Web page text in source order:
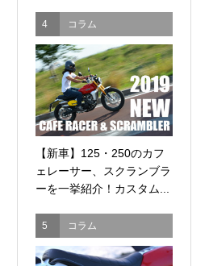
4 コラム
【新車】125・250のカフ
ェレーサー、スクランブラ
ーを一挙紹介！カスタム...
5 コラム